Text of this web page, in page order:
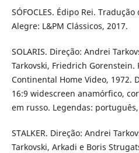
SÓFOCLES. Édipo Rei.
Alegre: L&PM Clássicos, 2017.
SOLARIS. Direção: Andrei
Tarkovski, Friedrich Gorenstein.
Continental Home Video, 1972.
16:9 widescreen anamórfico,
em russo. Legendas:
STALKER. Direção: Andrei
Tarkovski, Arkadi e Boris